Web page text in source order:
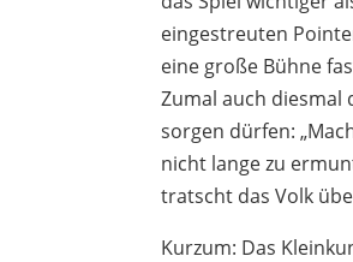
eingestreuten
eine große Bühne
Zumal auch diesmal
sorgen dürfen:
nicht lange zu
tratscht das Volk
Kurzum: Das